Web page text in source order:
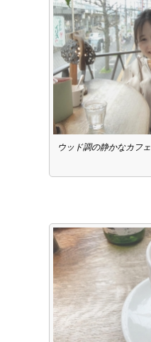
ウッド調の静かなカフェ